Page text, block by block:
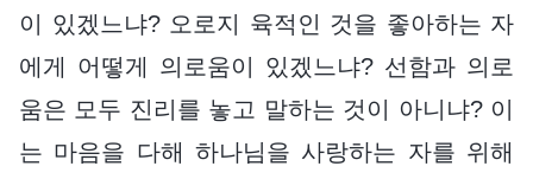
이 있겠느냐? 오로지 육적인 것을 좋아하는 자
에게 어떻게 의로움이 있겠느냐? 선함과 의로
움은 모두 진리를 놓고 말하는 것이 아니냐? 이
는 마음을 다해 하나님을 사랑하는 자를 위해